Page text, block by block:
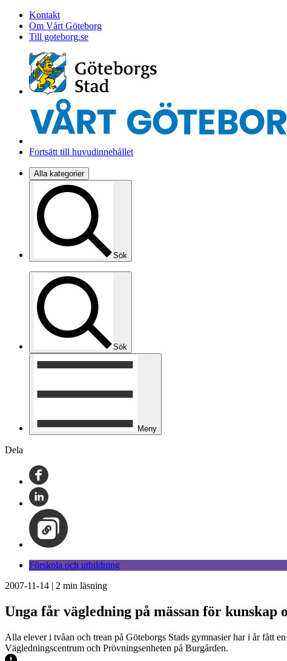
Kontakt
Om Vårt Göteborg
Till goteborg.se
Fortsätt till huvudinnehållet
Alla kategorier
Sök
Sök
Meny
Dela
Förskola och utbildning
2007-11-14 | 2 min läsning
Unga får vägledning på mässan för kunskap
Alla elever i tvåan och trean på Göteborgs Stads gymnasier har i år fått
Vägledningscentrum och Prövningsenheten på Burgården.